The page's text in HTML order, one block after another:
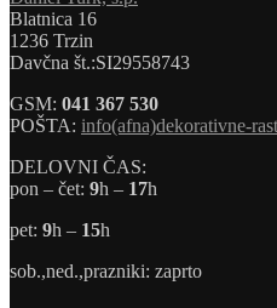
Blatnica 16
1236 Trzin
Davčna št.:SI29558743
GSM: 041 367 530
POŠTA: info(afna)dekorativne-
DELOVNI ČAS:
pon – čet: 9h – 17h
pet: 9h – 15h
sob.,ned.,prazniki: zaprto